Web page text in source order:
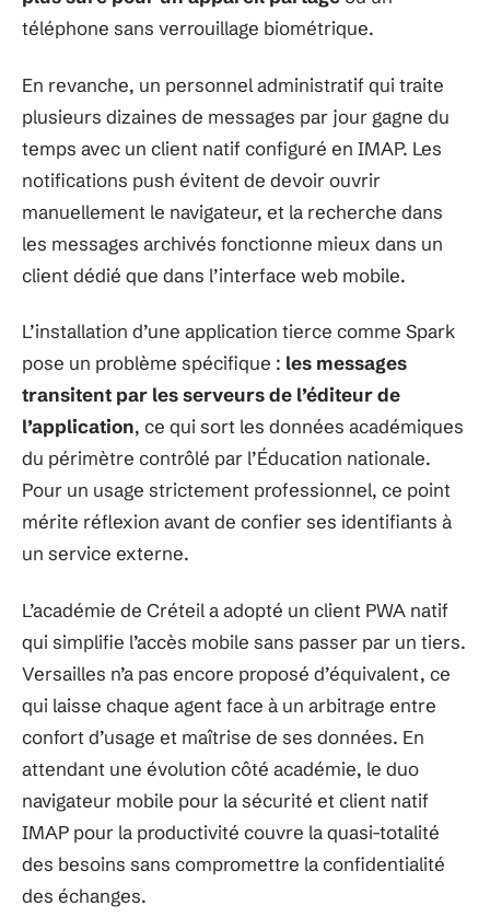
téléphone sans verrouillage biométrique.
En revanche, un personnel administratif qui traite
plusieurs dizaines de messages par jour gagne du
temps avec un client natif configuré en IMAP. Les
notifications push évitent de devoir ouvrir
manuellement le navigateur, et la recherche dans
les messages archivés fonctionne mieux dans un
client dédié que dans l’interface web mobile.
L’installation d’une application tierce comme Spark
pose un problème spécifique : les messages
transitent par les serveurs de l’éditeur de
l’application, ce qui sort les données académiques
du périmètre contrôlé par l’Éducation nationale.
Pour un usage strictement professionnel, ce point
mérite réflexion avant de confier ses identifiants à
un service externe.
L’académie de Créteil a adopté un client PWA natif
qui simplifie l’accès mobile sans passer par un tiers.
Versailles n’a pas encore proposé d’équivalent, ce
qui laisse chaque agent face à un arbitrage entre
confort d’usage et maîtrise de ses données. En
attendant une évolution côté académie, le duo
navigateur mobile pour la sécurité et client natif
IMAP pour la productivité couvre la quasi-totalité
des besoins sans compromettre la confidentialité
des échanges.